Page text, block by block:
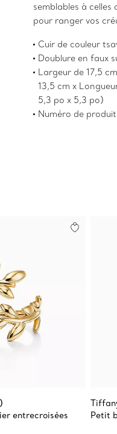
semblables à celles
pour ranger vos
Cuir de couleur
Doublure en faux
Largeur de 17,5
13,5 cm x
5,3 po x 5,3 po)
Numéro de
entrecroisées
Petit